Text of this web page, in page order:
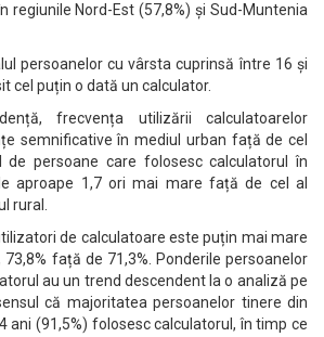
regiunile Nord-Est (57,8%) și Sud-Muntenia
persoanelor cu vârsta cuprinsă între 16 și
cel puțin o dată un calculator.
frecvența utilizării calculatoarelor
semnificative în mediul urban față de cel
persoane care folosesc calculatorul în
aproape 1,7 ori mai mare față de cel al
rural.
de calculatoare este puțin mai mare
față de 71,3%. Ponderile persoanelor
au un trend descendent la o analiză pe
că majoritatea persoanelor tinere din
ani (91,5%) folosesc calculatorul, în timp ce